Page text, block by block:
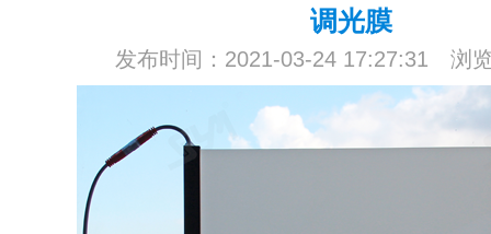
调光膜
发布时间：2021-03-24 17:27:31 浏